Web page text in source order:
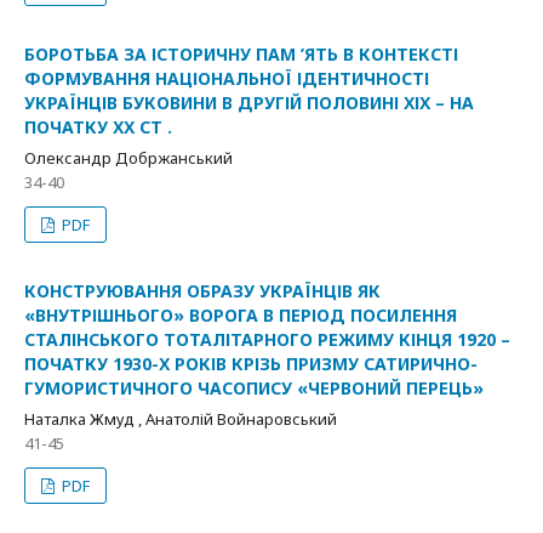
БОРОТЬБА ЗА ІСТОРИЧНУ ПАМ ’ЯТЬ В КОНТЕКСТІ
ФОРМУВАННЯ НАЦІОНАЛЬНОЇ ІДЕНТИЧНОСТІ
УКРАЇНЦІВ БУКОВИНИ В ДРУГІЙ ПОЛОВИНІ ХІХ – НА
ПОЧАТКУ ХХ СТ .
Олександр Добржанський
34-40
PDF
КОНСТРУЮВАННЯ ОБРАЗУ УКРАЇНЦІВ ЯК
«ВНУТРІШНЬОГО» ВОРОГА В ПЕРІОД ПОСИЛЕННЯ
СТАЛІНСЬКОГО ТОТАЛІТАРНОГО РЕЖИМУ КІНЦЯ 1920 –
ПОЧАТКУ 1930-Х РОКІВ КРІЗЬ ПРИЗМУ САТИРИЧНО-
ГУМОРИСТИЧНОГО ЧАСОПИСУ «ЧЕРВОНИЙ ПЕРЕЦЬ»
Наталка Жмуд , Анатолій Войнаровський
41-45
PDF